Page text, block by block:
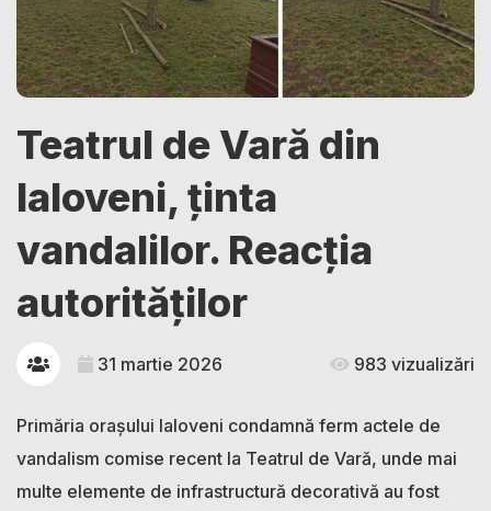
Teatrul de Vară din
Ialoveni, ținta
vandalilor. Reacția
autorităților
31 martie 2026 983 vizualizări
Primăria orașului Ialoveni condamnă ferm actele de
vandalism comise recent la Teatrul de Vară, unde mai
multe elemente de infrastructură decorativă au fost